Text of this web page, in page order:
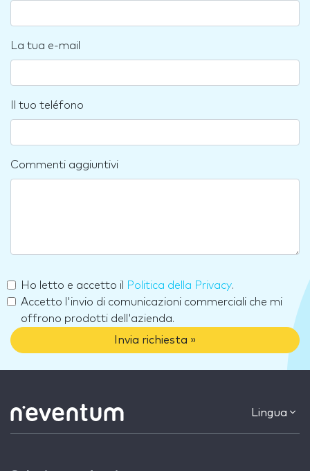
La tua e-mail
Il tuo teléfono
Commenti aggiuntivi
Ho letto e accetto il Politica della Privacy.
Accetto l'invio di comunicazioni commerciali che mi
offrono prodotti dell'azienda.
Invia richiesta »
Lingua